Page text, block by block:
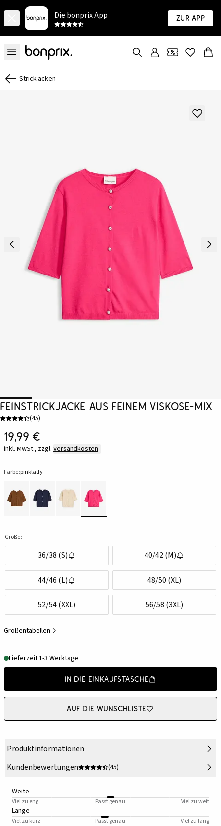
Die bonprix App Zur App
Strickjacken
Feinstrickjacke aus feinem Viskose-Mix
(45)
19,99 €
inkl. MwSt., zzgl. Versandkosten
Farbe:pinklady
Größe:
36/38 (S) 40/42 (M)
44/46 (L) 48/50 (XL)
52/54 (XXL) 56/58 (3XL)
Größentabellen
Lieferzeit 1-3 Werktage
In die Einkaufstasche
Auf die Wunschliste
Produktinformationen
Kundenbewertungen
(45)
Weite
Viel zu eng Passt genau Viel zu weit
Länge
Viel zu kurz Passt genau Viel zu lang